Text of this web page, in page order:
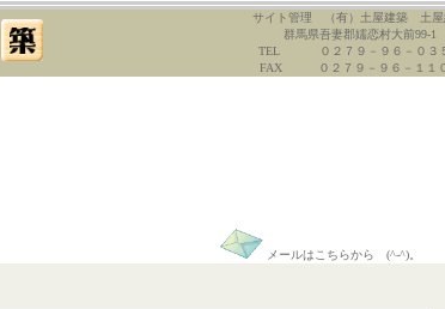
サイト管理 （有）土屋建築 土屋
群馬県吾妻郡嬬恋村大前99-1
TEL ０２７９－９６－０３
FAX ０２７９－９６－１１
メールはこちらから (^-^)。